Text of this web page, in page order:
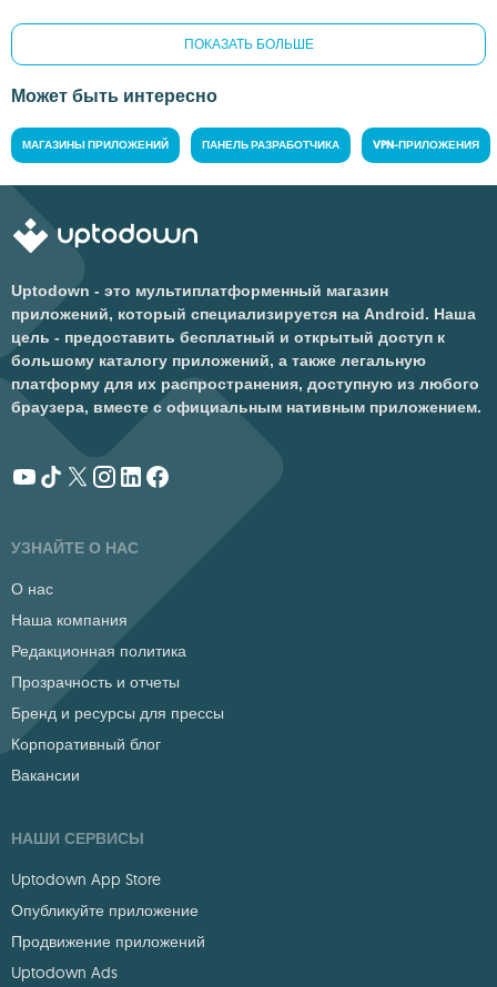
ПОКАЗАТЬ БОЛЬШЕ
Может быть интересно
МАГАЗИНЫ ПРИЛОЖЕНИЙ ПАНЕЛЬ РАЗРАБОТЧИКА VPN-ПРИЛОЖЕНИЯ
Uptodown - это мультиплатформенный магазин
приложений, который специализируется на Android. Наша
цель - предоставить бесплатный и открытый доступ к
большому каталогу приложений, а также легальную
платформу для их распространения, доступную из любого
браузера, вместе с официальным нативным приложением.
УЗНАЙТЕ О НАС
О нас
Наша компания
Редакционная политика
Прозрачность и отчеты
Бренд и ресурсы для прессы
Корпоративный блог
Вакансии
НАШИ СЕРВИСЫ
Uptodown App Store
Опубликуйте приложение
Продвижение приложений
Uptodown Ads